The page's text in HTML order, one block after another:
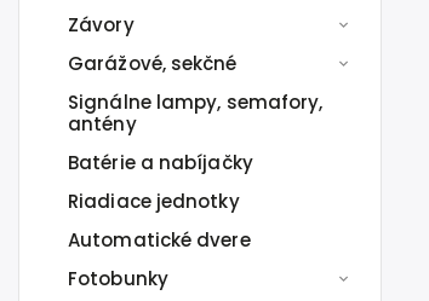
Závory
Garážové, sekčné
Signálne lampy, semafory,
antény
Batérie a nabíjačky
Riadiace jednotky
Automatické dvere
Fotobunky